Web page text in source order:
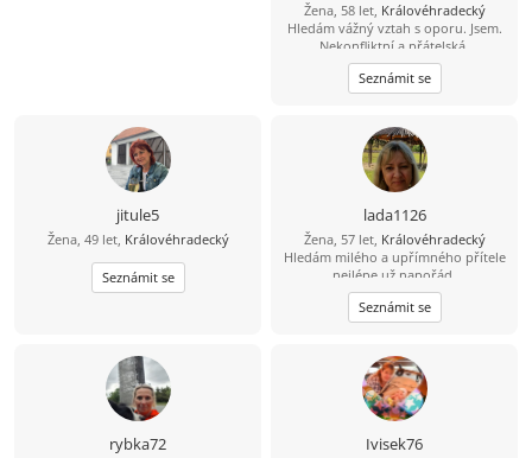
Žena, 58 let, Královéhradecký
Hledám vážný vztah s oporu. Jsem.
Nekonfliktní a přátelská.
Seznámit se
jitule5
Žena, 49 let, Královéhradecký
Seznámit se
lada1126
Žena, 57 let, Královéhradecký
Hledám milého a upřímného přítele
nejlépe už napořád.
Seznámit se
rybka72 Ivisek76